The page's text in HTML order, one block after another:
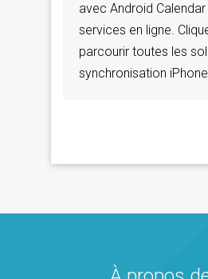
avec Android Calendar
services en ligne.
parcourir toutes les
synchronisation